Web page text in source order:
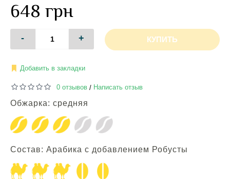
648 грн
- + КУПИТЬ
Добавить в закладки
0 отзывов / Написать отзыв
Обжарка: средняя
Состав: Арабика с добавлением Робусты